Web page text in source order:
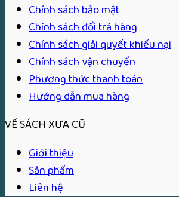
Chính sách bảo mật
Chính sách đổi trả hàng
Chính sách giải quyết khiếu nại
Chính sách vận chuyển
Phương thức thanh toán
Hướng dẫn mua hàng
VỀ SÁCH XƯA CŨ
Giới thiệu
Sản phẩm
Liên hệ